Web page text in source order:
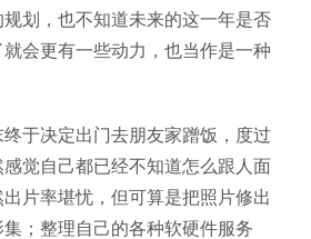
划，也不知道未来的这一年是否
会更有一些动力，也当作是一种
于决定出门去朋友家蹭饭，度过
觉自己都已经不知道怎么跟人面
片率堪忧，但可算是把照片修出
；整理自己的各种软硬件服务